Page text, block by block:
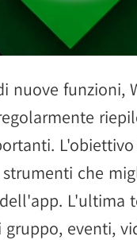
nuove funzioni,
che
L'ultima
eventi,